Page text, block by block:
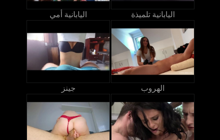
اليابانية أمي اليابانية تلميذة
جينز الهروب